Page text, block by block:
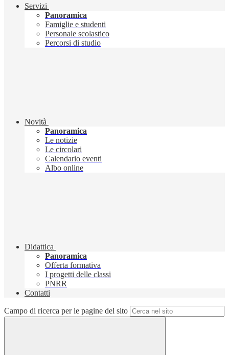
Servizi
Panoramica
Famiglie e studenti
Personale scolastico
Percorsi di studio
Novità
Panoramica
Le notizie
Le circolari
Calendario eventi
Albo online
Didattica
Panoramica
Offerta formativa
I progetti delle classi
PNRR
Contatti
Campo di ricerca per le pagine del sito